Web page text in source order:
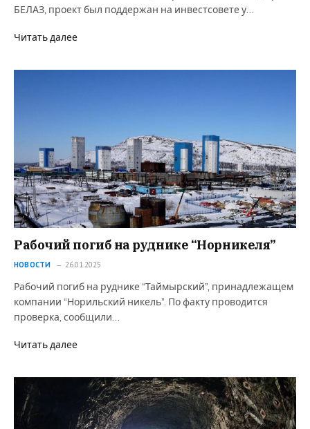
БЕЛАЗ, проект был поддержан на инвестсовете у…
Читать далее
Рабочий погиб на руднике “Норникеля”
НОВОСТИ 26.01.2025
Рабочий погиб на руднике “Таймырский”, принадлежащем
компании “Норильский никель”. По факту проводится
проверка, сообщили…
Читать далее